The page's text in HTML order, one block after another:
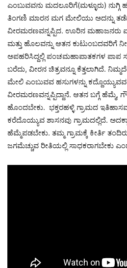
ಎಂಬುವವನು ಮದಲೂರಿಗೆ(ಮಳ್ಳೂರು) ನುಗ್ಗಿ
ತಿಂಗಣಿ ಮಾರನ ಮಗ ಮೇಲಿಯು ಅದನ್ನು
ವೀರಮರಣವನ್ನಪ್ಪಿದ. ಊರಿನ ಮಹಾಜನರು
ಮತ್ತು ಹೊಲವನ್ನು ಆತನ ಕುಟುಂಬದವರಿಗೆ
ಅಪಹರಿಸಿದ್ದಲ್ಲಿ ಪಂಚಮಹಾಪಾತಕಗಳ ಪಾಪ
ಬರೆದು, ವೀರನ ಚಿತ್ರವನ್ನೂ ಕೆತ್ತಲಾಗಿದೆ.
ಮೇಲಿ ಎಂಬುವವ ಹಸುಗಳನ್ನು
ವೀರಮರಣವನ್ನಪ್ಪಿದ್ದಾನೆ. ಆತನ ಬಗ್ಗೆ ಹೆಮ್ಮೆ,
ಹೊಂದಬೇಕು. ಭಕ್ತರಹಳ್ಳಿ ಗ್ರಾಮದ
ಕರೆದೊಯ್ಯುವ ಶಾಸನವು ಗ್ರಾಮದಲ್ಲಿದೆ.
ಹೆಮ್ಮೆಪಡಬೇಕು. ತಮ್ಮ ಗ್ರಾಮಕ್ಕೆ ಕೀರ್ತಿ
ಜಗಮೆಚ್ಚುವ ರೀತಿಯಲ್ಲಿ ಸಾಧಕರಾಗಬೇಕು